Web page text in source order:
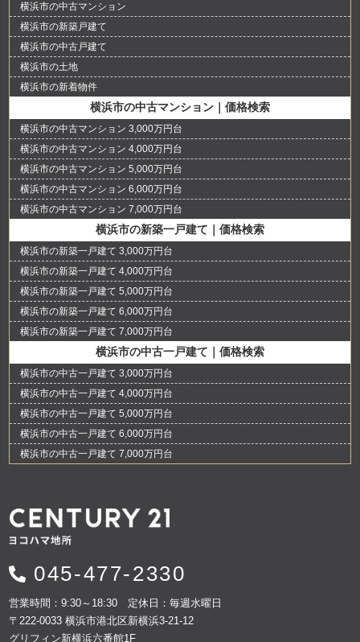
横浜市の中古マンション
横浜市の新築戸建て
横浜市の中古戸建て
横浜市の土地
横浜市の新着物件
横浜市の中古マンション｜価格検索
横浜市の中古マンション 3,000万円台
横浜市の中古マンション 4,000万円台
横浜市の中古マンション 5,000万円台
横浜市の中古マンション 6,000万円台
横浜市の中古マンション 7,000万円台
横浜市の新築一戸建て｜価格検索
横浜市の新築一戸建て 3,000万円台
横浜市の新築一戸建て 4,000万円台
横浜市の新築一戸建て 5,000万円台
横浜市の新築一戸建て 6,000万円台
横浜市の新築一戸建て 7,000万円台
横浜市の中古一戸建て｜価格検索
横浜市の中古一戸建て 3,000万円台
横浜市の中古一戸建て 4,000万円台
横浜市の中古一戸建て 5,000万円台
横浜市の中古一戸建て 6,000万円台
横浜市の中古一戸建て 7,000万円台
045-477-2330
営業時間：9:30～18:30 定休日：毎週水曜日
〒222-0033 横浜市港北区新横浜3-21-12
グリフィン新横浜六番館1F